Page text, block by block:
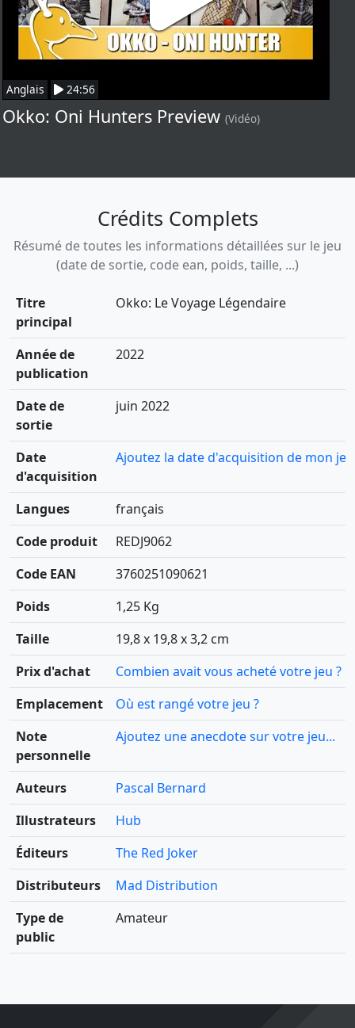
Anglais 24:56
Okko: Oni Hunters Preview (Vidéo)
Crédits Complets
Résumé de toutes les informations détaillées sur le jeu
(date de sortie, code ean, poids, taille, ...)
Titre
principal
Okko: Le Voyage Légendaire
Année de
publication
2022
Date de
sortie
juin 2022
Date
d'acquisition
Ajoutez la date d'acquisition de mon jeu
Langues
français
Code produit
REDJ9062
Code EAN
3760251090621
Poids
1,25 Kg
Taille
19,8 x 19,8 x 3,2 cm
Prix d'achat
Combien avait vous acheté votre jeu ?
Emplacement
Où est rangé votre jeu ?
Note
personnelle
Ajoutez une anecdote sur votre jeu...
Auteurs
Pascal Bernard
Illustrateurs
Hub
Éditeurs
The Red Joker
Distributeurs
Mad Distribution
Type de
public
Amateur